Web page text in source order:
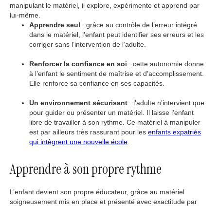
manipulant le matériel, il explore, expérimente et apprend par
lui-même.
Apprendre seul : grâce au contrôle de l’erreur intégré
dans le matériel, l’enfant peut identifier ses erreurs et les
corriger sans l’intervention de l’adulte.
Renforcer la confiance en soi : cette autonomie donne
à l’enfant le sentiment de maîtrise et d’accomplissement.
Elle renforce sa confiance en ses capacités.
Un environnement sécurisant : l’adulte n’intervient que
pour guider ou présenter un matériel. Il laisse l’enfant
libre de travailler à son rythme. Ce matériel à manipuler
est par ailleurs très rassurant pour les enfants expatriés
qui intègrent une nouvelle école
Apprendre à son propre rythme
L’enfant devient son propre éducateur, grâce au matériel
soigneusement mis en place et présenté avec exactitude par